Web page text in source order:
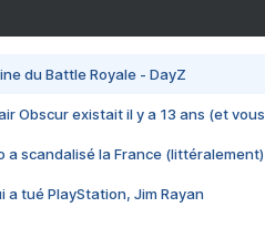
du Battle Royale - DayZ
Obscur existait il y a 13 ans (et
a scandalisé la France (littéralement)
a tué PlayStation, Jim Rayan